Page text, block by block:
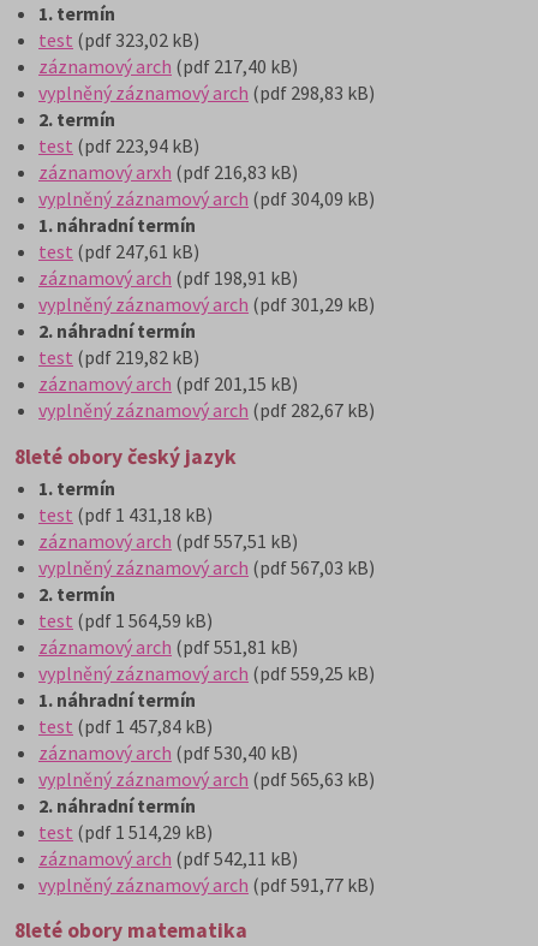
1. termín
test (pdf 323,02 kB)
záznamový arch (pdf 217,40 kB)
vyplněný záznamový arch (pdf 298,83 kB)
2. termín
test (pdf 223,94 kB)
záznamový arxh (pdf 216,83 kB)
vyplněný záznamový arch (pdf 304,09 kB)
1. náhradní termín
test (pdf 247,61 kB)
záznamový arch (pdf 198,91 kB)
vyplněný záznamový arch (pdf 301,29 kB)
2. náhradní termín
test (pdf 219,82 kB)
záznamový arch (pdf 201,15 kB)
vyplněný záznamový arch (pdf 282,67 kB)
8leté obory český jazyk
1. termín
test (pdf 1 431,18 kB)
záznamový arch (pdf 557,51 kB)
vyplněný záznamový arch (pdf 567,03 kB)
2. termín
test (pdf 1 564,59 kB)
záznamový arch (pdf 551,81 kB)
vyplněný záznamový arch (pdf 559,25 kB)
1. náhradní termín
test (pdf 1 457,84 kB)
záznamový arch (pdf 530,40 kB)
vyplněný záznamový arch (pdf 565,63 kB)
2. náhradní termín
test (pdf 1 514,29 kB)
záznamový arch (pdf 542,11 kB)
vyplněný záznamový arch (pdf 591,77 kB)
8leté obory matematika